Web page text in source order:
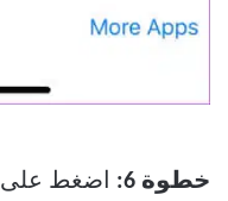
خطوة 6: اضغط على